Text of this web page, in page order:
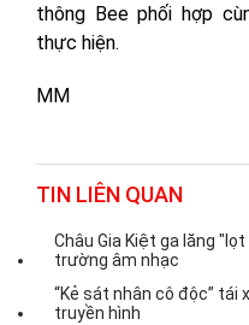
thông Bee phối hợp
thực hiện.
MM
TIN LIÊN QUAN
Châu Gia Kiệt ga lăng
trường âm nhạc
“Kẻ sát nhân cô độc” tái
truyền hình